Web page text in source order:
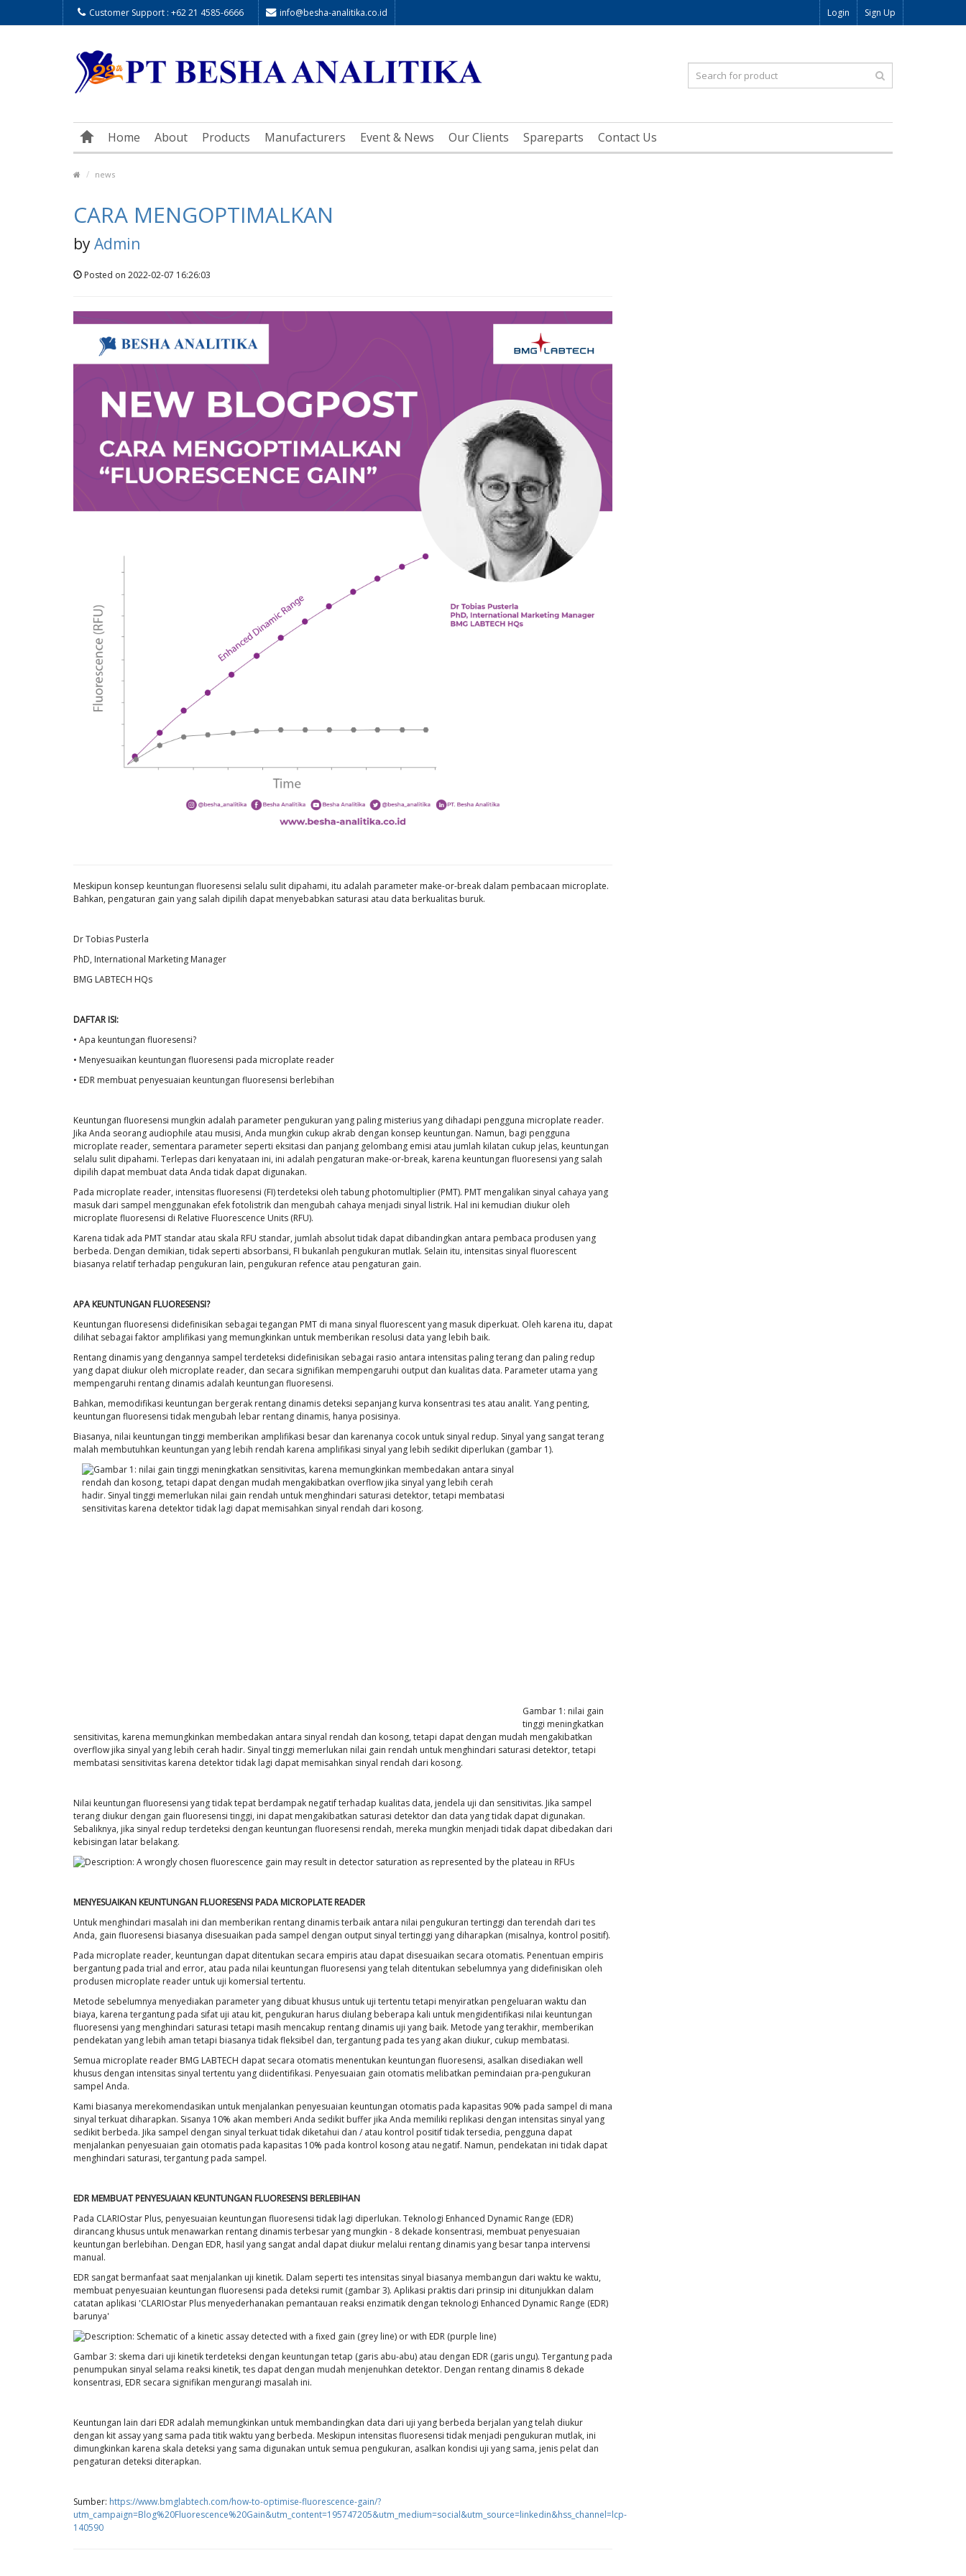
Customer Support : +62 21 4585-6666 info@besha-analitika.co.id Login Sign Up
Home About Products Manufacturers Event & News Our Clients Spareparts Contact Us
news
CARA MENGOPTIMALKAN
byAdmin
Posted on 2022-02-07 16:26:03
Meskipun konsep keuntungan fluoresensi selalu sulit dipahami, itu adalah parameter make-or-break dalam pembacaan microplate.
Bahkan, pengaturan gain yang salah dipilih dapat menyebabkan saturasi atau data berkualitas buruk.
Dr Tobias Pusterla
PhD, International Marketing Manager
BMG LABTECH HQs
DAFTAR ISI:
• Apa keuntungan fluoresensi?
• Menyesuaikan keuntungan fluoresensi pada microplate reader
• EDR membuat penyesuaian keuntungan fluoresensi berlebihan
Keuntungan fluoresensi mungkin adalah parameter pengukuran yang paling misterius yang dihadapi pengguna microplate reader.
Jika Anda seorang audiophile atau musisi, Anda mungkin cukup akrab dengan konsep keuntungan. Namun, bagi pengguna
microplate reader, sementara parameter seperti eksitasi dan panjang gelombang emisi atau jumlah kilatan cukup jelas, keuntungan
selalu sulit dipahami. Terlepas dari kenyataan ini, ini adalah pengaturan make-or-break, karena keuntungan fluoresensi yang salah
dipilih dapat membuat data Anda tidak dapat digunakan.
Pada microplate reader, intensitas fluoresensi (FI) terdeteksi oleh tabung photomultiplier (PMT). PMT mengalikan sinyal cahaya yang
masuk dari sampel menggunakan efek fotolistrik dan mengubah cahaya menjadi sinyal listrik. Hal ini kemudian diukur oleh
microplate fluoresensi di Relative Fluorescence Units (RFU).
Karena tidak ada PMT standar atau skala RFU standar, jumlah absolut tidak dapat dibandingkan antara pembaca produsen yang
berbeda. Dengan demikian, tidak seperti absorbansi, FI bukanlah pengukuran mutlak. Selain itu, intensitas sinyal fluorescent
biasanya relatif terhadap pengukuran lain, pengukuran refence atau pengaturan gain.
APA KEUNTUNGAN FLUORESENSI?
Keuntungan fluoresensi didefinisikan sebagai tegangan PMT di mana sinyal fluorescent yang masuk diperkuat. Oleh karena itu, dapat
dilihat sebagai faktor amplifikasi yang memungkinkan untuk memberikan resolusi data yang lebih baik.
Rentang dinamis yang dengannya sampel terdeteksi didefinisikan sebagai rasio antara intensitas paling terang dan paling redup
yang dapat diukur oleh microplate reader, dan secara signifikan mempengaruhi output dan kualitas data. Parameter utama yang
mempengaruhi rentang dinamis adalah keuntungan fluoresensi.
Bahkan, memodifikasi keuntungan bergerak rentang dinamis deteksi sepanjang kurva konsentrasi tes atau analit. Yang penting,
keuntungan fluoresensi tidak mengubah lebar rentang dinamis, hanya posisinya.
Biasanya, nilai keuntungan tinggi memberikan amplifikasi besar dan karenanya cocok untuk sinyal redup. Sinyal yang sangat terang
malah membutuhkan keuntungan yang lebih rendah karena amplifikasi sinyal yang lebih sedikit diperlukan (gambar 1).
Gambar 1: nilai gain
tinggi meningkatkan
sensitivitas, karena memungkinkan membedakan antara sinyal rendah dan kosong, tetapi dapat dengan mudah mengakibatkan
overflow jika sinyal yang lebih cerah hadir. Sinyal tinggi memerlukan nilai gain rendah untuk menghindari saturasi detektor, tetapi
membatasi sensitivitas karena detektor tidak lagi dapat memisahkan sinyal rendah dari kosong.
Nilai keuntungan fluoresensi yang tidak tepat berdampak negatif terhadap kualitas data, jendela uji dan sensitivitas. Jika sampel
terang diukur dengan gain fluoresensi tinggi, ini dapat mengakibatkan saturasi detektor dan data yang tidak dapat digunakan.
Sebaliknya, jika sinyal redup terdeteksi dengan keuntungan fluoresensi rendah, mereka mungkin menjadi tidak dapat dibedakan dari
kebisingan latar belakang.
MENYESUAIKAN KEUNTUNGAN FLUORESENSI PADA MICROPLATE READER
Untuk menghindari masalah ini dan memberikan rentang dinamis terbaik antara nilai pengukuran tertinggi dan terendah dari tes
Anda, gain fluoresensi biasanya disesuaikan pada sampel dengan output sinyal tertinggi yang diharapkan (misalnya, kontrol positif).
Pada microplate reader, keuntungan dapat ditentukan secara empiris atau dapat disesuaikan secara otomatis. Penentuan empiris
bergantung pada trial and error, atau pada nilai keuntungan fluoresensi yang telah ditentukan sebelumnya yang didefinisikan oleh
produsen microplate reader untuk uji komersial tertentu.
Metode sebelumnya menyediakan parameter yang dibuat khusus untuk uji tertentu tetapi menyiratkan pengeluaran waktu dan
biaya, karena tergantung pada sifat uji atau kit, pengukuran harus diulang beberapa kali untuk mengidentifikasi nilai keuntungan
fluoresensi yang menghindari saturasi tetapi masih mencakup rentang dinamis uji yang baik. Metode yang terakhir, memberikan
pendekatan yang lebih aman tetapi biasanya tidak fleksibel dan, tergantung pada tes yang akan diukur, cukup membatasi.
Semua microplate reader BMG LABTECH dapat secara otomatis menentukan keuntungan fluoresensi, asalkan disediakan well
khusus dengan intensitas sinyal tertentu yang diidentifikasi. Penyesuaian gain otomatis melibatkan pemindaian pra-pengukuran
sampel Anda.
Kami biasanya merekomendasikan untuk menjalankan penyesuaian keuntungan otomatis pada kapasitas 90% pada sampel di mana
sinyal terkuat diharapkan. Sisanya 10% akan memberi Anda sedikit buffer jika Anda memiliki replikasi dengan intensitas sinyal yang
sedikit berbeda. Jika sampel dengan sinyal terkuat tidak diketahui dan / atau kontrol positif tidak tersedia, pengguna dapat
menjalankan penyesuaian gain otomatis pada kapasitas 10% pada kontrol kosong atau negatif. Namun, pendekatan ini tidak dapat
menghindari saturasi, tergantung pada sampel.
EDR MEMBUAT PENYESUAIAN KEUNTUNGAN FLUORESENSI BERLEBIHAN
Pada CLARIOstar Plus, penyesuaian keuntungan fluoresensi tidak lagi diperlukan. Teknologi Enhanced Dynamic Range (EDR)
dirancang khusus untuk menawarkan rentang dinamis terbesar yang mungkin - 8 dekade konsentrasi, membuat penyesuaian
keuntungan berlebihan. Dengan EDR, hasil yang sangat andal dapat diukur melalui rentang dinamis yang besar tanpa intervensi
manual.
EDR sangat bermanfaat saat menjalankan uji kinetik. Dalam seperti tes intensitas sinyal biasanya membangun dari waktu ke waktu,
membuat penyesuaian keuntungan fluoresensi pada deteksi rumit (gambar 3). Aplikasi praktis dari prinsip ini ditunjukkan dalam
catatan aplikasi 'CLARIOstar Plus menyederhanakan pemantauan reaksi enzimatik dengan teknologi Enhanced Dynamic Range (EDR)
barunya'
Gambar 3: skema dari uji kinetik terdeteksi dengan keuntungan tetap (garis abu-abu) atau dengan EDR (garis ungu). Tergantung pada
penumpukan sinyal selama reaksi kinetik, tes dapat dengan mudah menjenuhkan detektor. Dengan rentang dinamis 8 dekade
konsentrasi, EDR secara signifikan mengurangi masalah ini.
Keuntungan lain dari EDR adalah memungkinkan untuk membandingkan data dari uji yang berbeda berjalan yang telah diukur
dengan kit assay yang sama pada titik waktu yang berbeda. Meskipun intensitas fluoresensi tidak menjadi pengukuran mutlak, ini
dimungkinkan karena skala deteksi yang sama digunakan untuk semua pengukuran, asalkan kondisi uji yang sama, jenis pelat dan
pengaturan deteksi diterapkan.
Sumber: https://www.bmglabtech.com/how-to-optimise-fluorescence-gain/?
utm_campaign=Blog%20Fluorescence%20Gain&utm_content=195747205&utm_medium=social&utm_source=linkedin&hss_channel=lcp-
140590